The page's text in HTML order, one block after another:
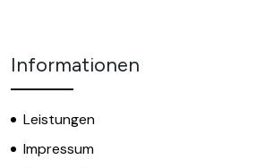
Informationen
Leistungen
Impressum